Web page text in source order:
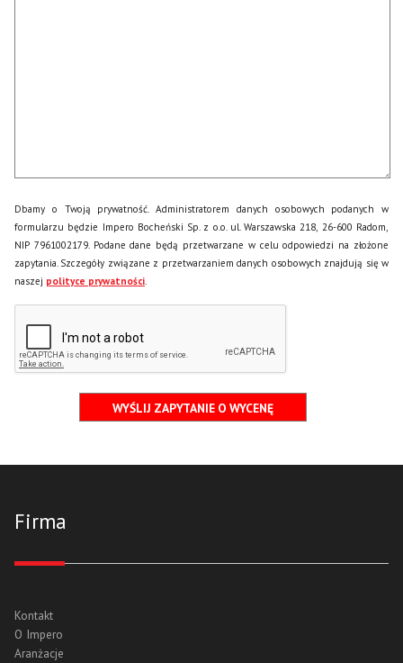
Dbamy o Twoją prywatność. Administratorem danych osobowych podanych w
formularzu będzie Impero Bocheński Sp. z o.o. ul. Warszawska 218, 26-600 Radom,
NIP 7961002179. Podane dane będą przetwarzane w celu odpowiedzi na złożone
zapytania. Szczegóły związane z przetwarzaniem danych osobowych znajdują się w
naszej polityce prywatności
Firma
Kontakt
O Impero
Aranżacje